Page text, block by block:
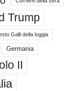
Trump
Galli della loggia
Germania
II